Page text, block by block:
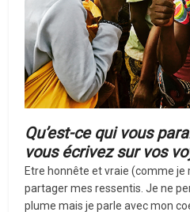
Qu’est-ce qui vous
vous écrivez sur vos
Etre honnête et vraie (comme je
partager mes ressentis. Je ne
plume mais je parle avec mon